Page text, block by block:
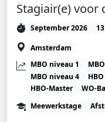
Stagiair(e) voor
September 2026
Amsterdam
MBO niveau 1
MBO niveau 4
HBO-Master
WO-
Meewerkstage